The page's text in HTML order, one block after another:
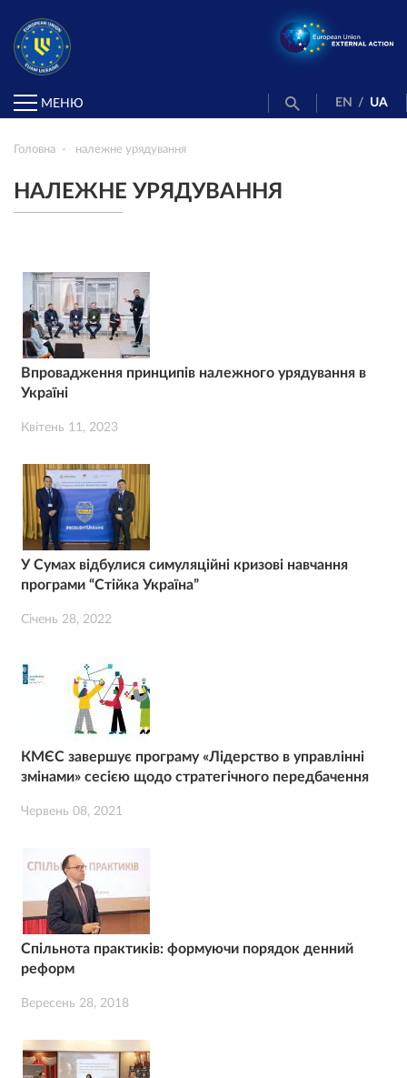
МЕНЮ EN / UA
Головна належне урядування
НАЛЕЖНЕ УРЯДУВАННЯ
Впровадження принципів належного урядування в
Україні
Квітень 11, 2023
У Сумах відбулися симуляційні кризові навчання
програми “Стійка Україна”
Січень 28, 2022
КМЄС завершує програму «Лідерство в управлінні
змінами» сесією щодо стратегічного передбачення
Червень 08, 2021
Спільнота практиків: формуючи порядок денний
реформ
Вересень 28, 2018